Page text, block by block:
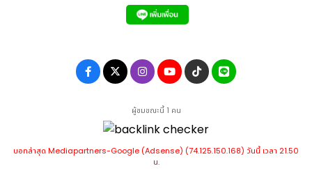
ผู้ชมขณะนี้ 1 คน
บอทล่าสุด Mediapartners-Google (Adsense) (74.125.150.168) วันนี้ เวลา 21.50
น.